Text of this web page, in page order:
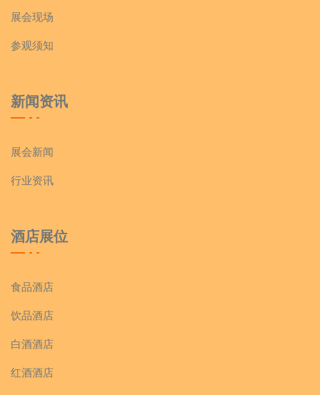
展会现场
参观须知
新闻资讯
展会新闻
行业资讯
酒店展位
食品酒店
饮品酒店
白酒酒店
红酒酒店